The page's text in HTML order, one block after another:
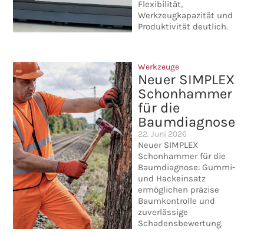
Flexibilität,
Werkzeugkapazität und
Produktivität deutlich.
Werkzeuge
Neuer SIMPLEX
Schonhammer
für die
Baumdiagnose
22. Juni 2026
Neuer SIMPLEX
Schonhammer für die
Baumdiagnose: Gummi-
und Hackeinsatz
ermöglichen präzise
Baumkontrolle und
zuverlässige
Schadensbewertung.